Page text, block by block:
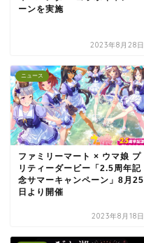
ーンを実施
2023年8月28日
ニュース
ファミリーマート × ウマ娘 プ
リティーダービー「2.5周年記
念サマーキャンペーン」8月25
日より開催
2023年8月18日